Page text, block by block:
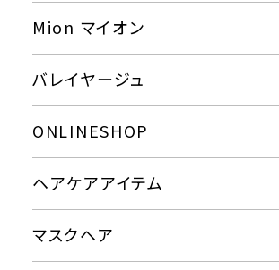
Mion マイオン
バレイヤージュ
ONLINESHOP
ヘアケアアイテム
マスクヘア